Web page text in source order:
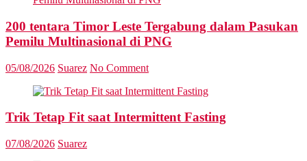
200 tentara Timor Leste Tergabung dalam Pasukan
Pemilu Multinasional di PNG
05/08/2026 Suarez No Comment
Trik Tetap Fit saat Intermittent Fasting
07/08/2026 Suarez